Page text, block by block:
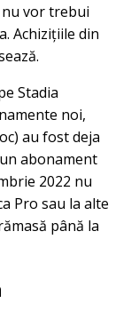
nu vor trebui
Achizițiile din
Stadia
noi,
au fost deja
abonament
2022 nu
Pro sau la alte
până la